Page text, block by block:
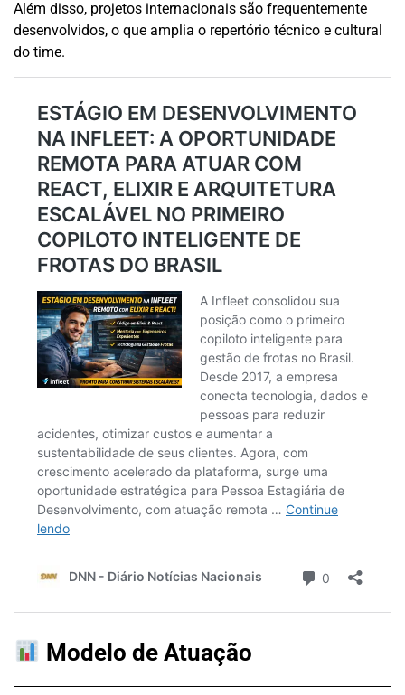
Além disso, projetos internacionais são frequentemente
desenvolvidos, o que amplia o repertório técnico e cultural
do time.
Modelo de Atuação